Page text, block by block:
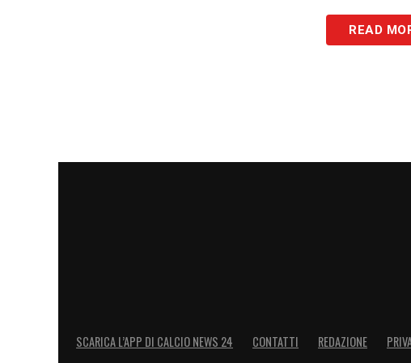
I prossimi giorni saranno determinanti. Il
superare la resistenza del Valencia e portare
READ
SCARICA L’APP DI CALCIO NEWS 24 CONTATTI REDAZIONE